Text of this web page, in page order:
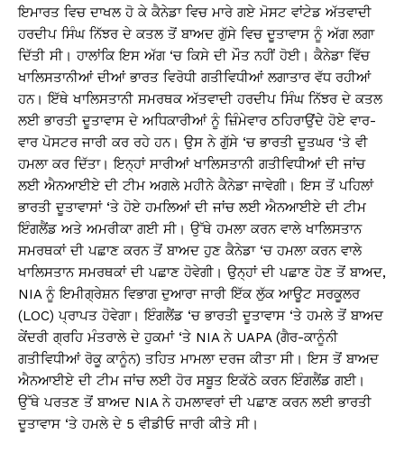
ਇਮਾਰਤ ਵਿਚ ਦਾਖਲ ਹੋ ਕੇ ਕੈਨੇਡਾ ਵਿਚ ਮਾਰੇ ਗਏ ਮੋਸਟ ਵਾਂਟੇਡ ਅੱਤਵਾਦੀ
ਹਰਦੀਪ ਸਿੰਘ ਨਿੱਝਰ ਦੇ ਕਤਲ ਤੋਂ ਬਾਅਦ ਗੁੱਸੇ ਵਿਚ ਦੂਤਾਵਾਸ ਨੂੰ ਅੱਗ ਲਗਾ
ਦਿੱਤੀ ਸੀ। ਹਾਲਾਂਕਿ ਇਸ ਅੱਗ ‘ਚ ਕਿਸੇ ਦੀ ਮੌਤ ਨਹੀਂ ਹੋਈ। ਕੈਨੇਡਾ ਵਿੱਚ
ਖਾਲਿਸਤਾਨੀਆਂ ਦੀਆਂ ਭਾਰਤ ਵਿਰੋਧੀ ਗਤੀਵਿਧੀਆਂ ਲਗਾਤਾਰ ਵੱਧ ਰਹੀਆਂ
ਹਨ। ਇੱਥੇ ਖਾਲਿਸਤਾਨੀ ਸਮਰਥਕ ਅੱਤਵਾਦੀ ਹਰਦੀਪ ਸਿੰਘ ਨਿੱਝਰ ਦੇ ਕਤਲ
ਲਈ ਭਾਰਤੀ ਦੂਤਾਵਾਸ ਦੇ ਅਧਿਕਾਰੀਆਂ ਨੂੰ ਜ਼ਿੰਮੇਵਾਰ ਠਹਿਰਾਉਂਦੇ ਹੋਏ ਵਾਰ-
ਵਾਰ ਪੋਸਟਰ ਜਾਰੀ ਕਰ ਰਹੇ ਹਨ। ਉਸ ਨੇ ਗੁੱਸੇ ‘ਚ ਭਾਰਤੀ ਦੂਤਘਰ ‘ਤੇ ਵੀ
ਹਮਲਾ ਕਰ ਦਿੱਤਾ। ਇਨ੍ਹਾਂ ਸਾਰੀਆਂ ਖਾਲਿਸਤਾਨੀ ਗਤੀਵਿਧੀਆਂ ਦੀ ਜਾਂਚ
ਲਈ ਐਨਆਈਏ ਦੀ ਟੀਮ ਅਗਲੇ ਮਹੀਨੇ ਕੈਨੇਡਾ ਜਾਵੇਗੀ। ਇਸ ਤੋਂ ਪਹਿਲਾਂ
ਭਾਰਤੀ ਦੂਤਾਵਾਸਾਂ ‘ਤੇ ਹੋਏ ਹਮਲਿਆਂ ਦੀ ਜਾਂਚ ਲਈ ਐਨਆਈਏ ਦੀ ਟੀਮ
ਇੰਗਲੈਂਡ ਅਤੇ ਅਮਰੀਕਾ ਗਈ ਸੀ। ਉੱਥੇ ਹਮਲਾ ਕਰਨ ਵਾਲੇ ਖਾਲਿਸਤਾਨ
ਸਮਰਥਕਾਂ ਦੀ ਪਛਾਣ ਕਰਨ ਤੋਂ ਬਾਅਦ ਹੁਣ ਕੈਨੇਡਾ ‘ਚ ਹਮਲਾ ਕਰਨ ਵਾਲੇ
ਖਾਲਿਸਤਾਨ ਸਮਰਥਕਾਂ ਦੀ ਪਛਾਣ ਹੋਵੇਗੀ। ਉਨ੍ਹਾਂ ਦੀ ਪਛਾਣ ਹੋਣ ਤੋਂ ਬਾਅਦ,
NIA ਨੂੰ ਇਮੀਗ੍ਰੇਸ਼ਨ ਵਿਭਾਗ ਦੁਆਰਾ ਜਾਰੀ ਇੱਕ ਲੁੱਕ ਆਊਟ ਸਰਕੂਲਰ
(LOC) ਪ੍ਰਾਪਤ ਹੋਵੇਗਾ। ਇੰਗਲੈਂਡ ‘ਚ ਭਾਰਤੀ ਦੂਤਾਵਾਸ ‘ਤੇ ਹਮਲੇ ਤੋਂ ਬਾਅਦ
ਕੇਂਦਰੀ ਗ੍ਰਹਿ ਮੰਤਰਾਲੇ ਦੇ ਹੁਕਮਾਂ ‘ਤੇ NIA ਨੇ UAPA (ਗੈਰ-ਕਾਨੂੰਨੀ
ਗਤੀਵਿਧੀਆਂ ਰੋਕੂ ਕਾਨੂੰਨ) ਤਹਿਤ ਮਾਮਲਾ ਦਰਜ ਕੀਤਾ ਸੀ। ਇਸ ਤੋਂ ਬਾਅਦ
ਐਨਆਈਏ ਦੀ ਟੀਮ ਜਾਂਚ ਲਈ ਹੋਰ ਸਬੂਤ ਇਕੱਠੇ ਕਰਨ ਇੰਗਲੈਂਡ ਗਈ।
ਉੱਥੇ ਪਰਤਣ ਤੋਂ ਬਾਅਦ NIA ਨੇ ਹਮਲਾਵਰਾਂ ਦੀ ਪਛਾਣ ਕਰਨ ਲਈ ਭਾਰਤੀ
ਦੂਤਾਵਾਸ ‘ਤੇ ਹਮਲੇ ਦੇ 5 ਵੀਡੀਓ ਜਾਰੀ ਕੀਤੇ ਸੀ।